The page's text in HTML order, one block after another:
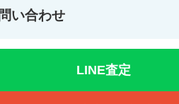
い合わせ
LINE査定